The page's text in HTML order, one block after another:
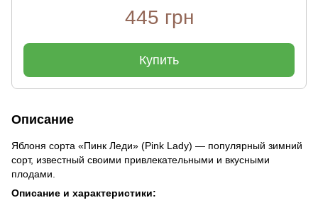
445 грн
Купить
Описание
Яблоня сорта «Пинк Леди» (Pink Lady) — популярный зимний
сорт, известный своими привлекательными и вкусными
плодами.
Описание и характеристики: